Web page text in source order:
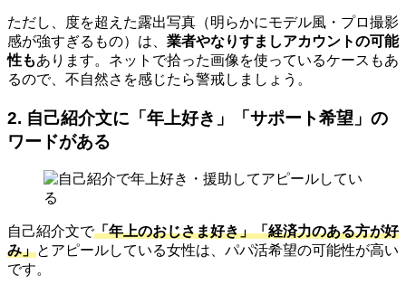
ただし、度を超えた露出写真（明らかにモデル風・プロ撮影
感が強すぎるもの）は、 業者やなりすましアカウントの可能
性もあります。ネットで拾った画像を使っているケースもあ
るので、不自然さを感じたら警戒しましょう。
2. 自己紹介文に「年上好き」「サポート希望」の
ワードがある
自己紹介文で「年上のおじさま好き」「経済力のある方が好
み」とアピールしている女性は、パパ活希望の可能性が高い
です。